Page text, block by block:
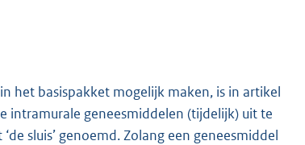
het basispakket mogelijk maken, is in artikel
intramurale geneesmiddelen (tijdelijk) uit te
sluis’ genoemd. Zolang een geneesmiddel